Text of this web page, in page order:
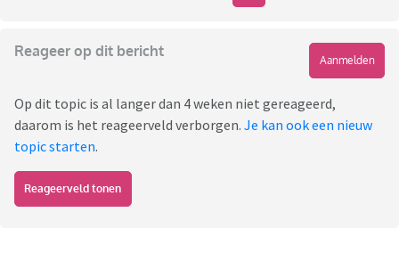
Reageer op dit bericht
Aanmelden
Op dit topic is al langer dan 4 weken niet gereageerd,
daarom is het reageerveld verborgen. Je kan ook een nieuw
topic starten.
Reageerveld tonen